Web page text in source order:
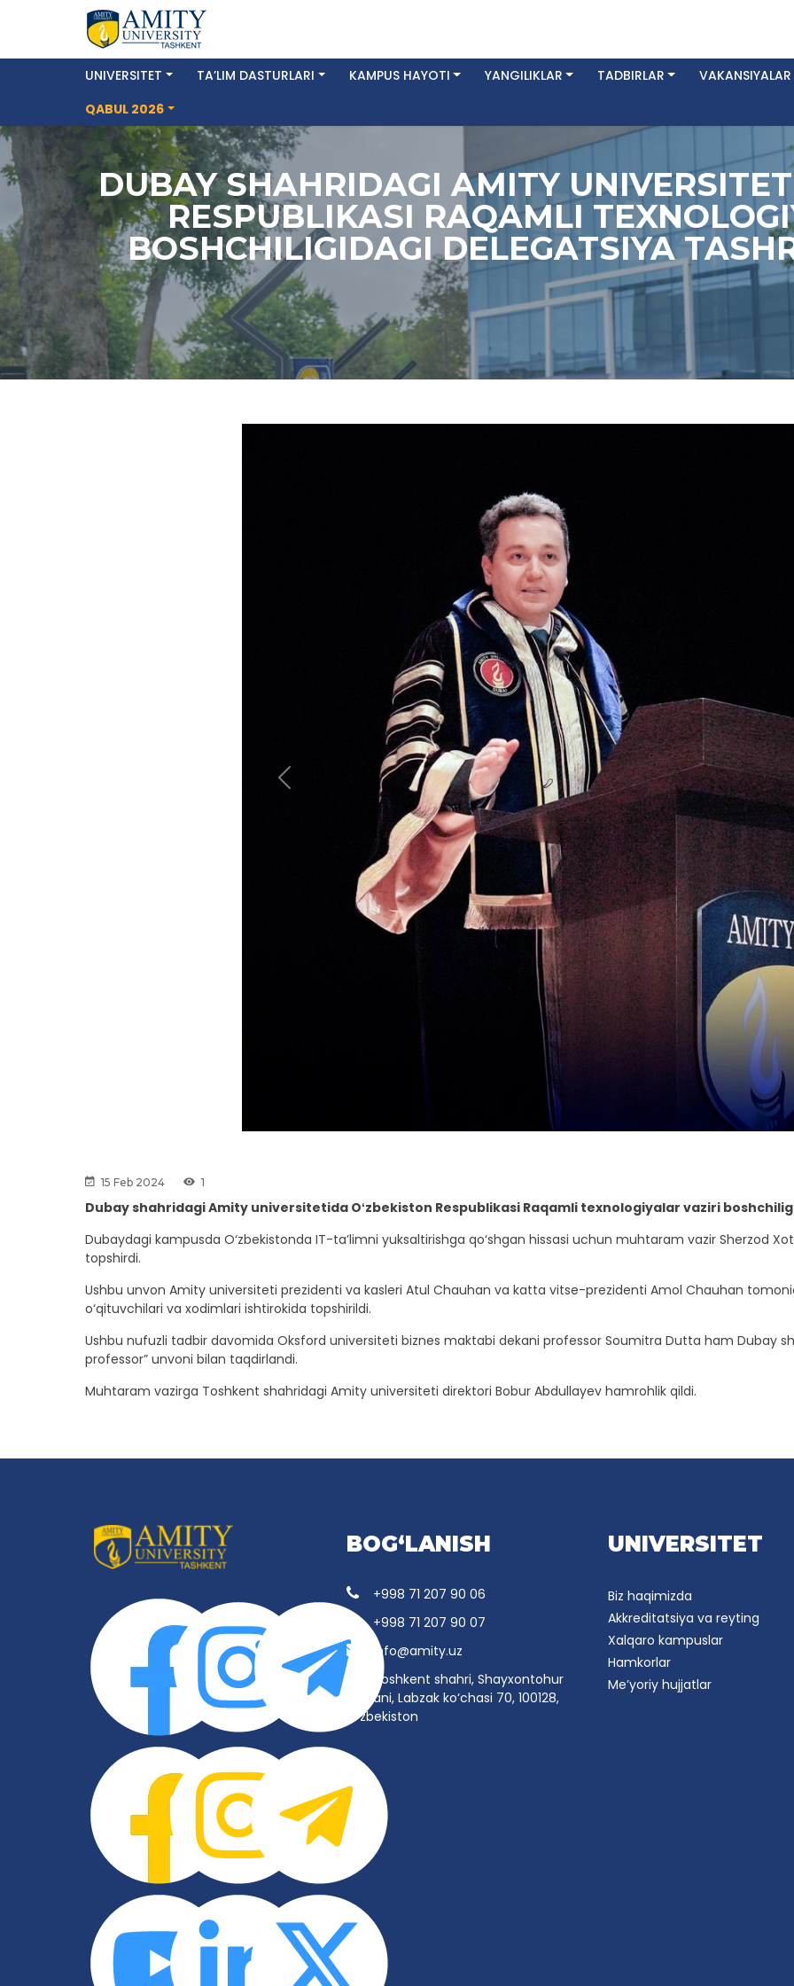
UNIVERSITET TA’LIM DASTURLARI KAMPUS HAYOTI YANGILIKLAR TADBIRLAR
VAKANSIYALAR
QABUL 2026
DUBAY SHAHRIDAGI AMITY
RESPUBLIKASI RAQAMLI
BOSHCHILIGIDAGI DELEGATSIYA
Previous
15 Feb 2024 1
Dubay shahridagi Amity universitetida Oʻzbekiston Respublikasi Raqamli texnologiyalar vaziri
Dubaydagi kampusda O‘zbekistonda IT-ta’limni yuksaltirishga qo‘shgan hissasi uchun muhtaram vazir Sherzod
topshirdi.
Ushbu unvon Amity universiteti prezidenti va kasleri Atul Chauhan va katta vitse-prezidenti Amol Chauhan
o‘qituvchilari va xodimlari ishtirokida topshirildi.
Ushbu nufuzli tadbir davomida Oksford universiteti biznes maktabi dekani professor Soumitra Dutta ham Dubay
professor” unvoni bilan taqdirlandi.
Muhtaram vazirga Toshkent shahridagi Amity universiteti direktori Bobur Abdullayev hamrohlik qildi.
BOG‘LANISH
+998 71 207 90 06
+998 71 207 90 07
info@amity.uz
Toshkent shahri, Shayxontohur
tumani, Labzak ko‘chasi 70, 100128,
O‘zbekiston
UNIVERSITET
Biz haqimizda
Akkreditatsiya va reyting
Xalqaro kampuslar
Hamkorlar
Me’yoriy hujjatlar